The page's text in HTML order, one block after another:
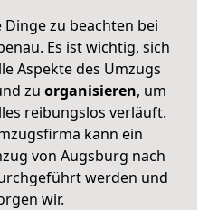
zu beachten bei
Es ist wichtig, sich
Aspekte des Umzugs
zu organisieren, um
reibungslos verläuft.
kann ein
von Augsburg nach
werden und
wir.